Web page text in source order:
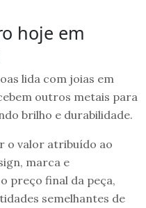
hoje em
lida com joias em
outros metais para
brilho e durabilidade.
o valor atribuído ao
marca e
preço final da peça,
semelhantes de